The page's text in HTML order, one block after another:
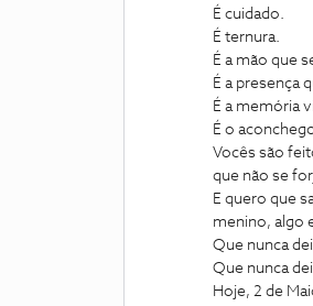
É cuidado.
É ternura.
É a mão que
É a presença
É a memória
É o
Vocês são
que não se
E quero que
menino, algo
Que nunca
Que nunca
Hoje, 2 de